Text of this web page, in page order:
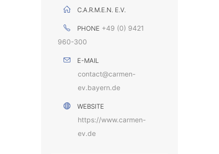
C.A.R.M.E.N. E.V.
PHONE +49 (0) 9421
960-300
E-MAIL
contact@carmen-
ev.bayern.de
WEBSITE
https://www.carmen-
ev.de